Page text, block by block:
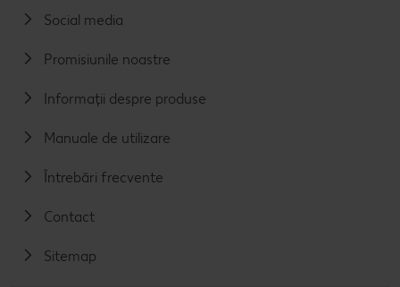
Social media
Promisiunile noastre
Informații despre produse
Manuale de utilizare
Întrebări frecvente
Contact
Sitemap